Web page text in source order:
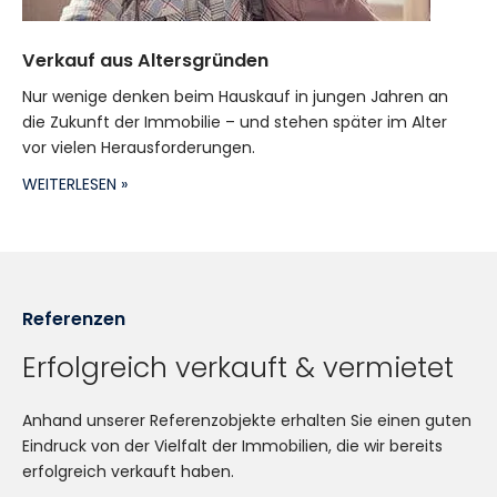
Verkauf aus Altersgründen
Nur wenige denken beim Hauskauf in jungen Jahren an
die Zukunft der Immobilie – und stehen später im Alter
vor vielen Herausforderungen.
WEITERLESEN »
Referenzen
Erfolgreich verkauft & vermietet
Anhand unserer Referenzobjekte erhalten Sie einen guten
Eindruck von der Vielfalt der Immobilien, die wir bereits
erfolgreich verkauft haben.